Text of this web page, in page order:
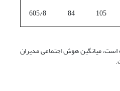
105
84
605/8
مشاهده است، میانگین هوش اجتماعی مدیران